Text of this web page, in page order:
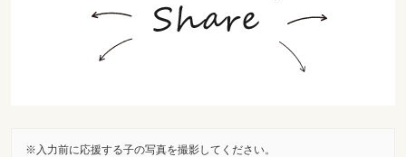
入力前に応援する子の写真を撮影してください。